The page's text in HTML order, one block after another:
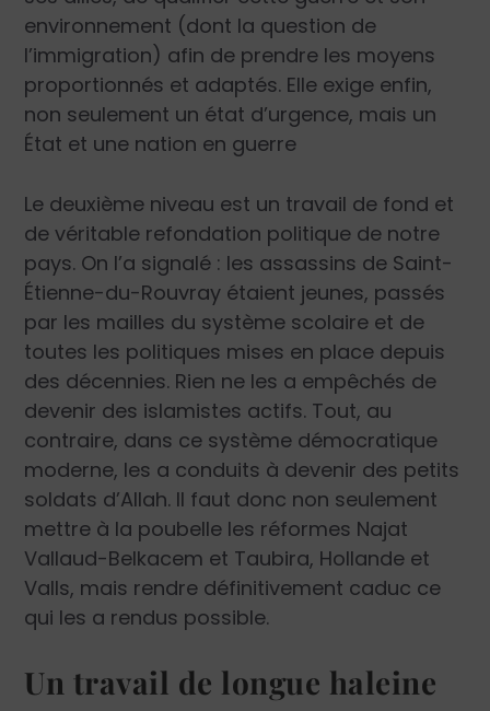
environnement (dont la question de
l’immigration) afin de prendre les moyens
proportionnés et adaptés. Elle exige enfin,
non seulement un état d’urgence, mais un
État et une nation en guerre
Le deuxième niveau est un travail de fond et
de véritable refondation politique de notre
pays. On l’a signalé : les assassins de Saint-
Étienne-du-Rouvray étaient jeunes, passés
par les mailles du système scolaire et de
toutes les politiques mises en place depuis
des décennies. Rien ne les a empêchés de
devenir des islamistes actifs. Tout, au
contraire, dans ce système démocratique
moderne, les a conduits à devenir des petits
soldats d’Allah. Il faut donc non seulement
mettre à la poubelle les réformes Najat
Vallaud-Belkacem et Taubira, Hollande et
Valls, mais rendre définitivement caduc ce
qui les a rendus possible.
Un travail de longue haleine